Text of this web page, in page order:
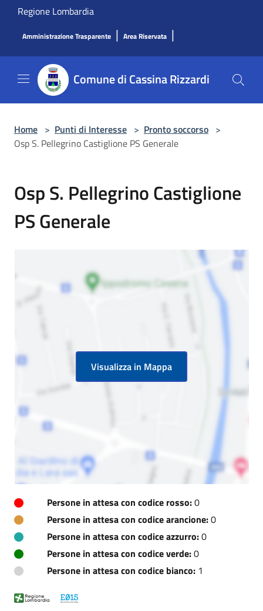
Salta al contenuto principale
Regione Lombardia
Amministrazione Trasparente | Area Riservata |
Comune di Cassina Rizzardi
Home > Punti di Interesse > Pronto soccorso >
Osp S. Pellegrino Castiglione PS Generale
Osp S. Pellegrino Castiglione
PS Generale
Visualizza in Mappa
Persone in attesa con codice rosso:0
Persone in attesa con codice arancione:0
Persone in attesa con codice azzurro:0
Persone in attesa con codice verde:0
Persone in attesa con codice bianco: 1